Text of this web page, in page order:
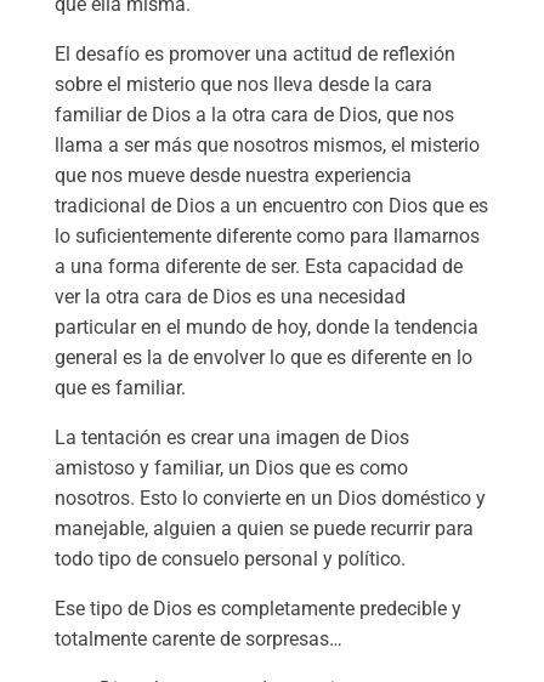
El desafío es promover una actitud de reflexión
sobre el misterio que nos lleva desde la cara
familiar de Dios a la otra cara de Dios, que nos
llama a ser más que nosotros mismos, el misterio
que nos mueve desde nuestra experiencia
tradicional de Dios a un encuentro con Dios que es
lo suficientemente diferente como para llamarnos
a una forma diferente de ser. Esta capacidad de
ver la otra cara de Dios es una necesidad
particular en el mundo de hoy, donde la tendencia
general es la de envolver lo que es diferente en lo
que es familiar.
La tentación es crear una imagen de Dios
amistoso y familiar, un Dios que es como
nosotros. Esto lo convierte en un Dios doméstico y
manejable, alguien a quien se puede recurrir para
todo tipo de consuelo personal y político.
Ese tipo de Dios es completamente predecible y
totalmente carente de sorpresas…